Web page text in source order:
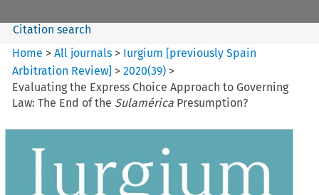
Citation search
Home >All journals > Iurgium [previously Spain
Arbitration Review] >2020(39) >
Evaluating the Express Choice Approach to Governing
Law: The End of the Sulamérica Presumption?